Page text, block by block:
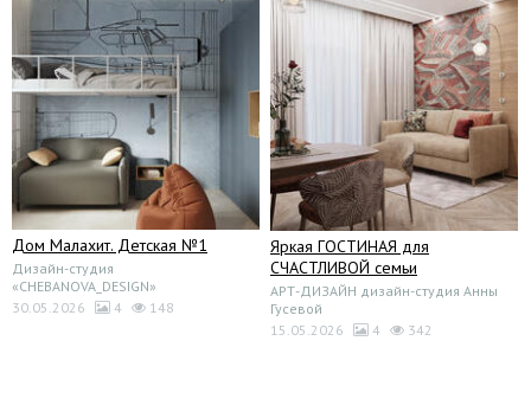
Дом Малахит. Детская №1
Дизайн-студия
«CHEBANOVA_DESIGN»
30.05.2026
4 148
Яркая ГОСТИНАЯ для
СЧАСТЛИВОЙ семьи
АРТ-ДИЗАЙН дизайн-студия Анны
Гусевой
15.05.2026
4 342